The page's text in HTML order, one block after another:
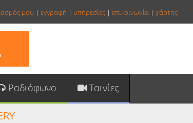
μου | εγγραφή | υπηρεσίες | επικοινωνία | χάρτης
Ραδιόφωνο Ταινίες